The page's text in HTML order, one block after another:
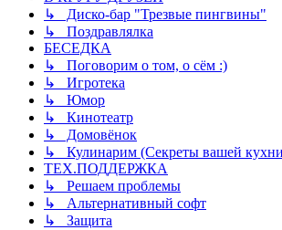
↳ Диско-бар "Трезвые пингвины"
↳ Поздравлялка
БЕСЕДКА
↳ Поговорим о том, о сём :)
↳ Игротека
↳ Юмор
↳ Кинотеатр
↳ Домовёнок
↳ Кулинарим (Секреты вашей
ТЕХ.ПОДДЕРЖКА
↳ Решаем проблемы
↳ Альтернативный софт
↳ Защита